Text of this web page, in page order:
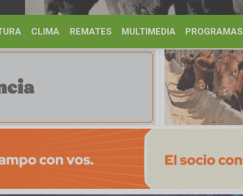
REMATES MULTIMEDIA PROGRAMAS RADIO IMÁGENES